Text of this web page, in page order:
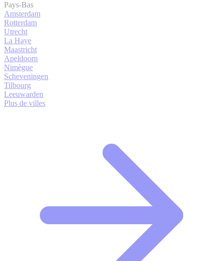
Pays-Bas
Amsterdam
Rotterdam
Utrecht
La Haye
Maastricht
Apeldoorn
Nimègue
Scheveningen
Tilbourg
Leeuwarden
Plus de villes